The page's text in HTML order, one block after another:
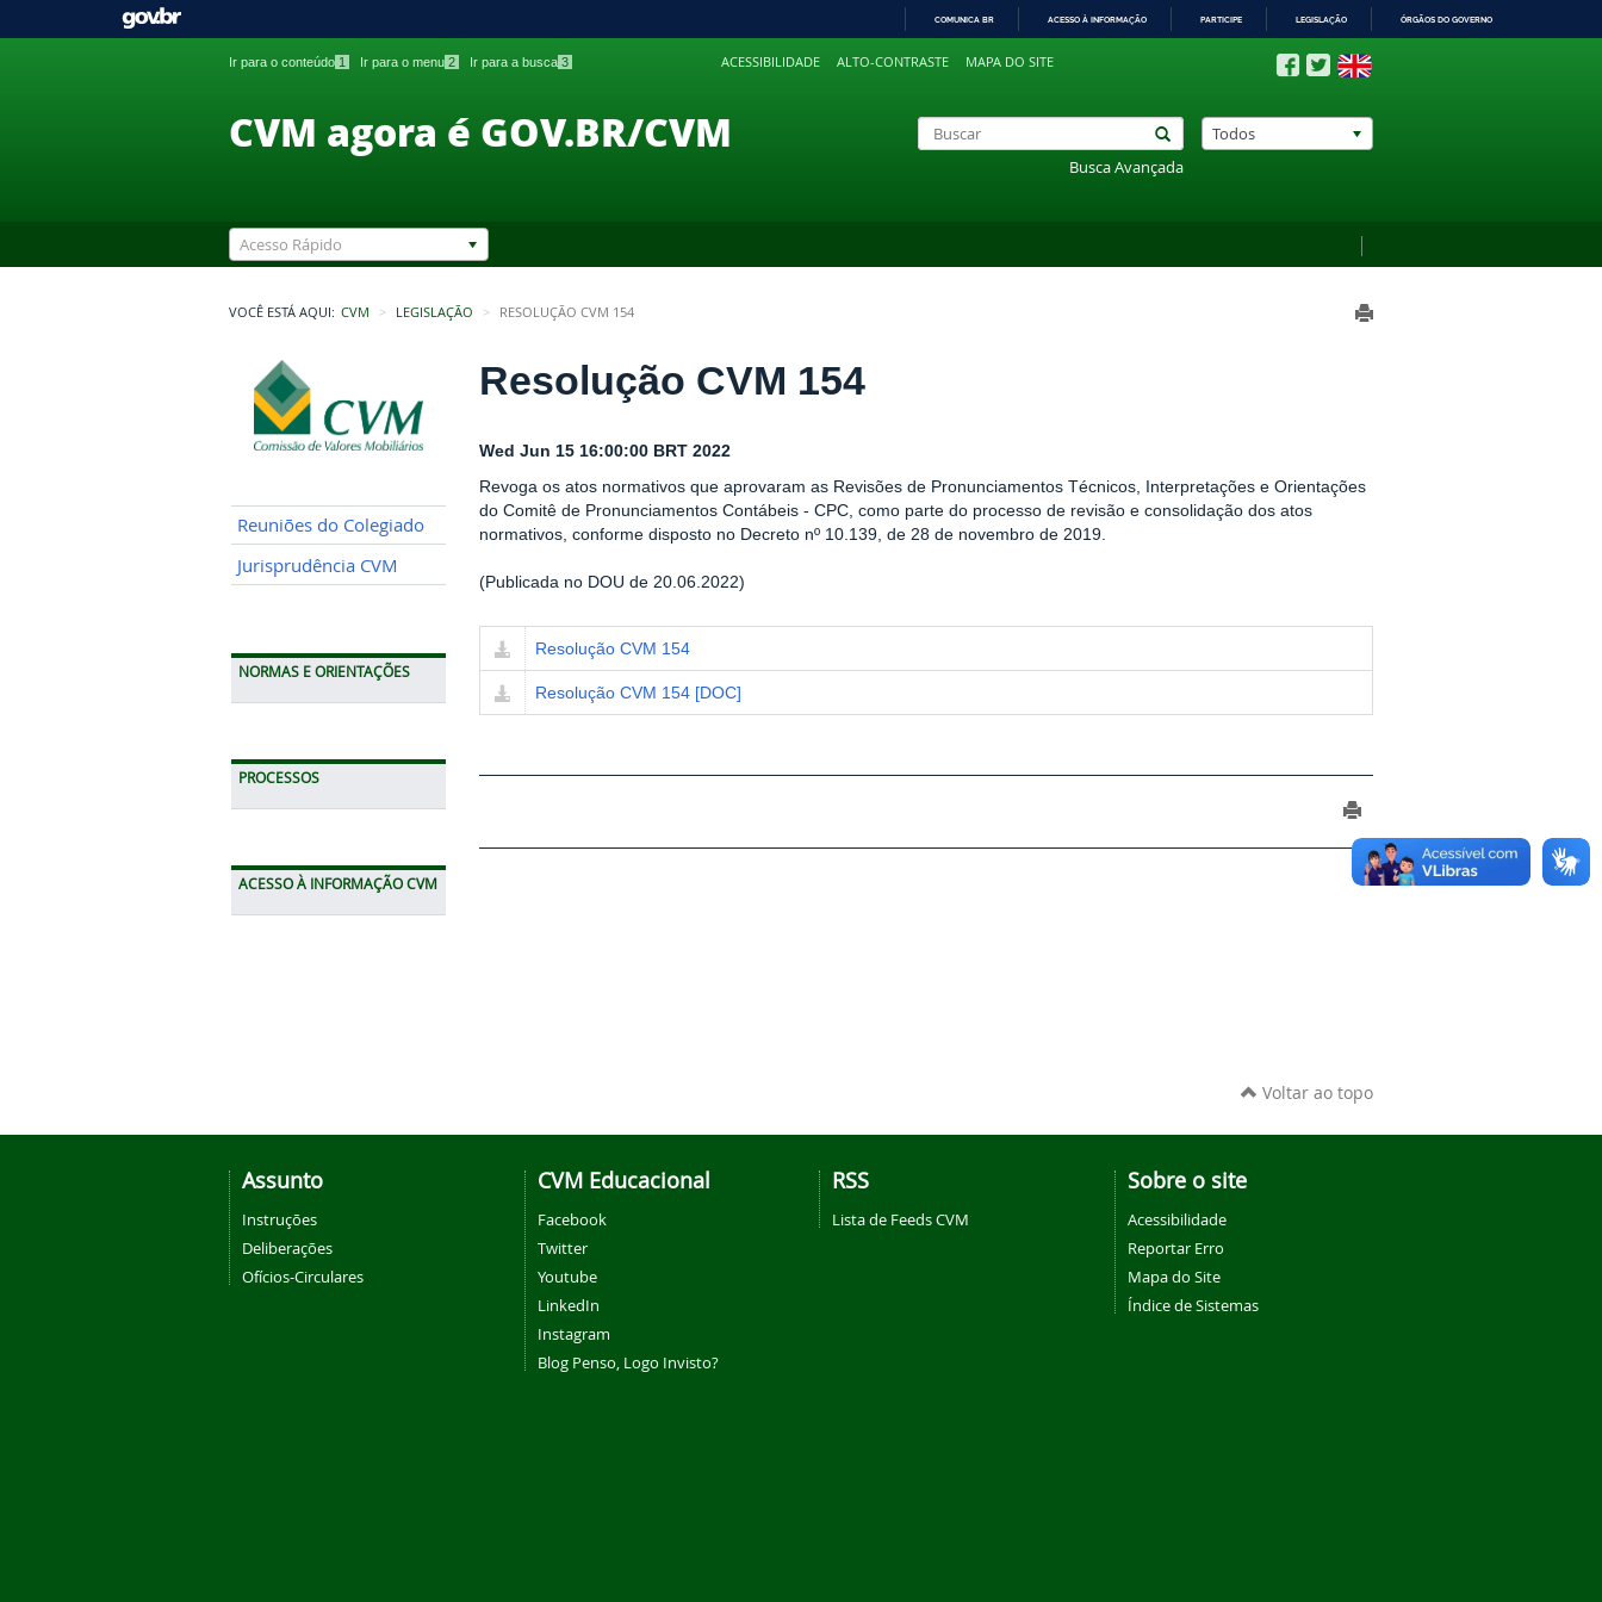
PARA
COMUNICA BR ACESSO À INFORMAÇÃO PARTICIPE LEGISLAÇÃO ÓRGÃOS DO GOVERNO
Ir para o conteúdo 1 Ir para o menu 2 Ir para a busca 3 ACESSIBILIDADE ALTO-CONTRASTE MAPA DO SITE
CVM agora é GOV.BR/CVM
Busca Avançada
Todos
Acesso Rápido
VOCÊ ESTÁ AQUI: CVM LEGISLAÇÃO RESOLUÇÃO CVM 154
Reuniões do Colegiado
Jurisprudência CVM
NORMAS E ORIENTAÇÕES
PROCESSOS
ACESSO À INFORMAÇÃO CVM
Resolução CVM 154
Wed Jun 15 16:00:00 BRT 2022
Revoga os atos normativos que aprovaram as Revisões de Pronunciamentos Técnicos, Interpretações e Orientações
do Comitê de Pronunciamentos Contábeis - CPC, como parte do processo de revisão e consolidação dos atos
normativos, conforme disposto no Decreto nº 10.139, de 28 de novembro de 2019.
(Publicada no DOU de 20.06.2022)
Resolução CVM 154
Resolução CVM 154 [DOC]
Voltar ao topo
Assunto
Instruções
Deliberações
Ofícios-Circulares
CVM Educacional
Facebook
Twitter
Youtube
LinkedIn
Instagram
Blog Penso, Logo Invisto?
RSS
Lista de Feeds CVM
Sobre o site
Acessibilidade
Reportar Erro
Mapa do Site
Índice de Sistemas